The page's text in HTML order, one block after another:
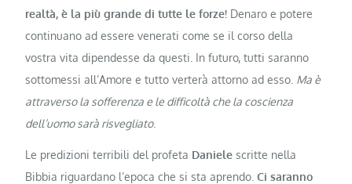
realtà, è la più grande di tutte le forze! Denaro e potere
continuano ad essere venerati come se il corso della
vostra vita dipendesse da questi. In futuro, tutti saranno
sottomessi all’Amore e tutto verterà attorno ad esso. Ma è
attraverso la sofferenza e le difficoltà che la coscienza
dell’uomo sarà risvegliato.
Le predizioni terribili del profeta Danielescritte nella
Bibbia riguardano l’epoca che si sta aprendo.Ci saranno